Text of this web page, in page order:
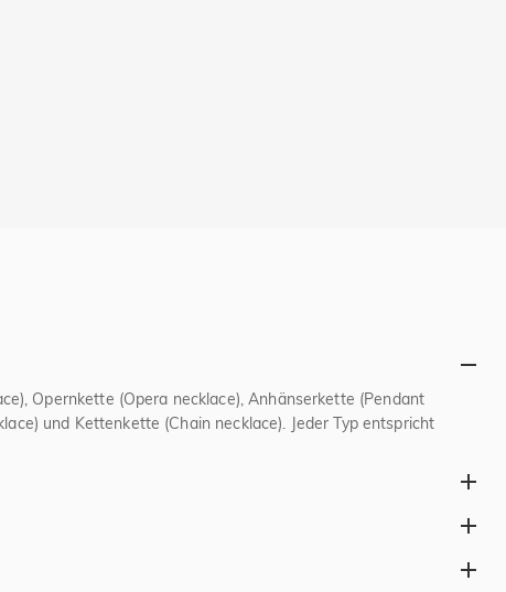
Opernkette (Opera necklace), Anhänserkette (Pendant
und Kettenkette (Chain necklace). Jeder Typ entspricht
Design, Naturmaterialien wie Bernstein oder
Legierung mit Kupfer/Zink härter, kratzfester und langlebiger,